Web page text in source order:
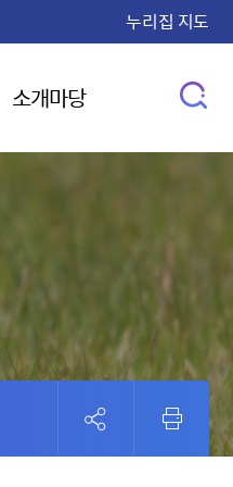
누리집 지도
소개마당